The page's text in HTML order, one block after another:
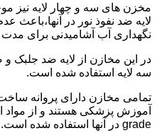
مخزن های سه و چهار لایه نیز
لایه ضد نفوذ نور در
نگهداری آب آشامیدنی برای
در این مخازن از لایه ضد جلبک
سه لایه استفاده شده است.
تمامی مخازن دارای پروانه
grade در آنها استفاده شده است.